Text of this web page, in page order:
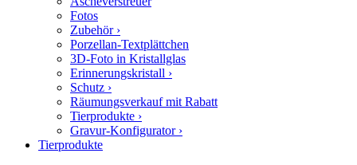
Fotos
Zubehör ›
Porzellan-Textplättchen
3D-Foto in Kristallglas
Erinnerungskristall ›
Schutz ›
Räumungsverkauf mit Rabatt
Tierprodukte ›
Gravur-Konfigurator ›
Tierprodukte